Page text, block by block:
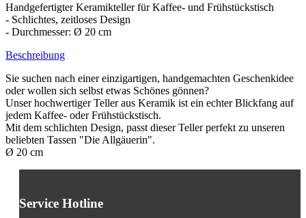
Handgefertigter Keramikteller für Kaffee- und Frühstückstisch
- Schlichtes, zeitloses Design
- Durchmesser: Ø 20 cm
Beschreibung
Sie suchen nach einer einzigartigen, handgemachten Geschenkidee
oder wollen sich selbst etwas Schönes gönnen?
Unser hochwertiger Teller aus Keramik ist ein echter Blickfang auf
jedem Kaffee- oder Frühstückstisch.
Mit dem schlichten Design, passt dieser Teller perfekt zu unseren
beliebten Tassen "Die Allgäuerin".
Ø 20 cm
Service Hotline